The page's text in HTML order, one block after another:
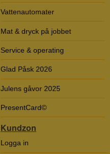
Vattenautomater
Mat & dryck på jobbet
Service & operating
Glad Påsk 2026
Julens gåvor 2025
PresentCard©
Kundzon
Logga in